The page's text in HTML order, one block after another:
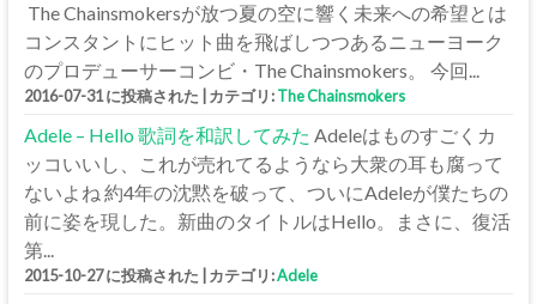
The Chainsmokersが放つ夏の空に響く未来への希望とは
コンスタントにヒット曲を飛ばしつつあるニューヨーク
のプロデューサーコンビ・The Chainsmokers。 今回...
2016-07-31 に投稿された カテゴリ:The Chainsmokers
Adele – Hello 歌詞を和訳してみた Adeleはものすごくカ
ッコいいし、これが売れてるようなら大衆の耳も腐って
ないよね 約4年の沈黙を破って、ついにAdeleが僕たちの
前に姿を現した。新曲のタイトルはHello。まさに、復活
第...
2015-10-27 に投稿された カテゴリ:Adele